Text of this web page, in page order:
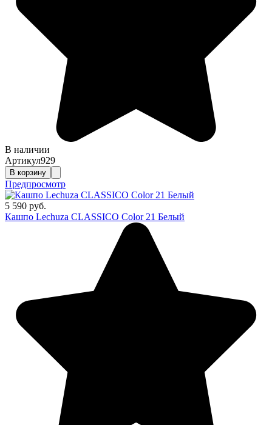
В наличии
Артикул929
В корзину
Предпросмотр
5 590 руб.
Кашпо Lechuza CLASSICO Color 21 Белый